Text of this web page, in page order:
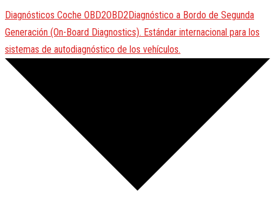
Diagnósticos Coche OBD2OBD2Diagnóstico a Bordo de Segunda
Generación (On-Board Diagnostics). Estándar internacional para los
sistemas de autodiagnóstico de los vehículos.